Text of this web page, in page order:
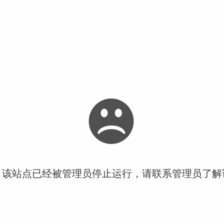
站点已经被管理员停止运行，请联系管理员了